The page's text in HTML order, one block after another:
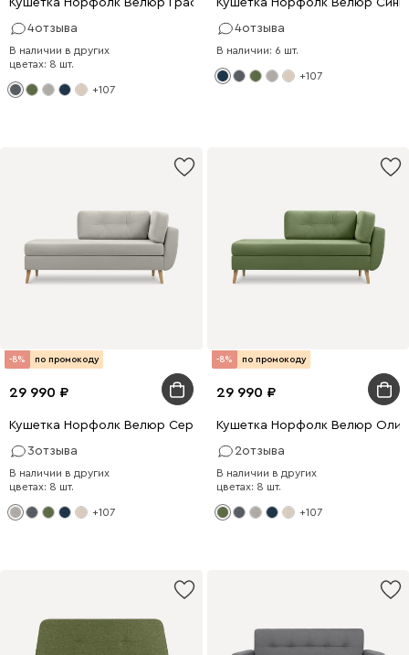
Кушетка Норфолк Велюр Графитовый
4отзыва
В наличии в других
цветах: 8 шт.
+107
Кушетка Норфолк Велюр
4отзыва
В наличии: 6 шт.
+107
-8% по промокоду
29 990
Кушетка Норфолк Велюр Серый
3отзыва
В наличии в других
цветах: 8 шт.
+107
-8% по промокоду
29 990
Кушетка Норфолк Велюр
2отзыва
В наличии в других
цветах: 8 шт.
+107